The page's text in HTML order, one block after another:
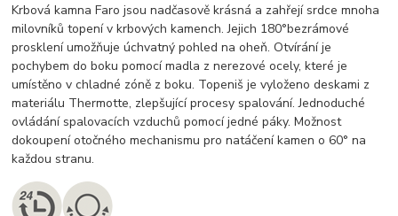
Krbová kamna Faro jsou nadčasově krásná a zahřejí srdce mnoha
milovníků topení v krbových kamench. Jejich 180°bezrámové
prosklení umožňuje úchvatný pohled na oheň. Otvírání je
pochybem do boku pomocí madla z nerezové ocely, které je
umístěno v chladné zóně z boku. Topeniš je vyloženo deskami z
materiálu Thermotte, zlepšující procesy spalování. Jednoduché
ovládání spalovacích vzduchů pomocí jedné páky. Možnost
dokoupení otočného mechanismu pro natáčení kamen o 60° na
každou stranu.